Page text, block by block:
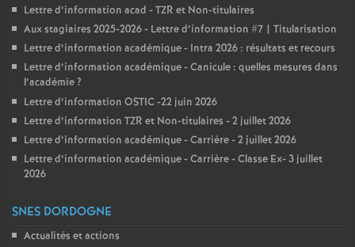
Lettre d’information acad - TZR et Non-titulaires
Aux stagiaires 2025-2026 - Lettre d’information #7 | Titularisation
Lettre d’information académique - Intra 2026 : résultats et recours
Lettre d’information académique - Canicule : quelles mesures dans
l’académie?
Lettre d’information OSTIC -22 juin 2026
Lettre d’information TZR et Non-titulaires - 2 juillet 2026
Lettre d’information académique - Carrière - 2 juillet 2026
Lettre d’information académique - Carrière - Classe Ex- 3 juillet
2026
SNES DORDOGNE
Actualités et actions